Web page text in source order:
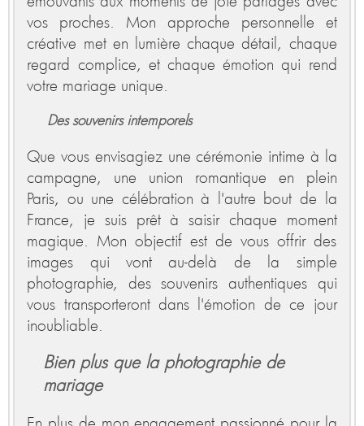
vos proches. Mon approche personnelle et
créative met en lumière chaque détail, chaque
regard complice, et chaque émotion qui rend
votre mariage unique.
Des souvenirs intemporels
Que vous envisagiez une cérémonie intime à la
campagne, une union romantique en plein
Paris, ou une célébration à l'autre bout de la
France, je suis prêt à saisir chaque moment
magique. Mon objectif est de vous offrir des
images qui vont au-delà de la simple
photographie, des souvenirs authentiques qui
vous transporteront dans l'émotion de ce jour
inoubliable.
Bien plus que la photographie de
mariage